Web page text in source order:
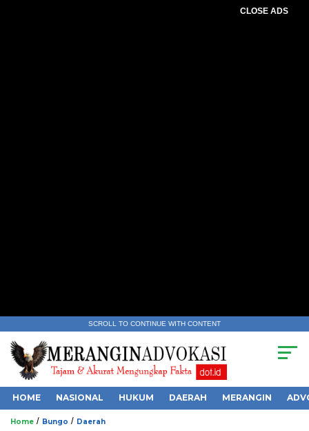
CLOSE ADS
SCROLL TO CONTINUE WITH CONTENT
HOME NASIONAL HUKUM DAERAH MERANGIN
Home / Bungo / Daerah